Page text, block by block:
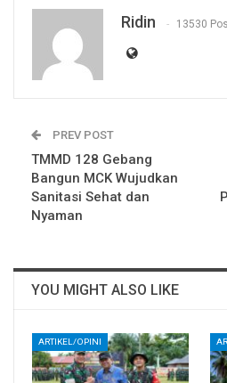
Ridin 13530
PREV POST
TMMD 128 Gebang
Bangun MCK Wujudkan
Sanitasi Sehat dan
Nyaman
YOU MIGHT ALSO LIKE
ARTIKEL/OPINI